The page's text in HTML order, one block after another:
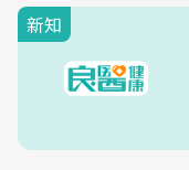
新知